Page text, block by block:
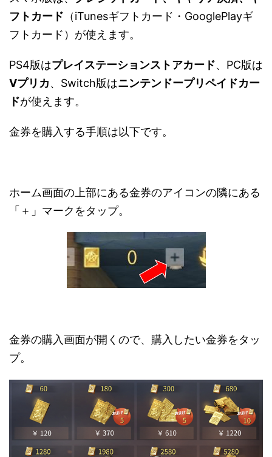
フトカード （iTunesギフトカード・GooglePlayギ
フトカード）が使えます。
PS4版はプレイステーションストアカード、PC版は
Vプリカ、Switch版はニンテンドープリペイドカー
ドが使えます。
金券を購入する手順は以下です。
ホーム画面の上部にある金券のアイコンの隣にある
「＋」マークをタップ。
金券の購入画面が開くので、購入したい金券をタッ
プ。